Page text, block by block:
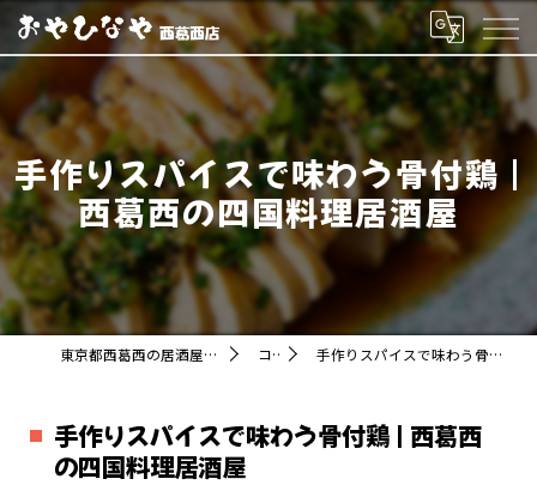
手作りスパイスで味わう骨付鶏 |
西葛西の四国料理居酒屋
東京都西葛西の居酒屋ならおやひなや 西葛西店 コラム 手作りスパイスで味わう骨付鶏 | 西葛西の四国料理居酒屋
手作りスパイスで味わう骨付鶏 | 西葛西
の四国料理居酒屋